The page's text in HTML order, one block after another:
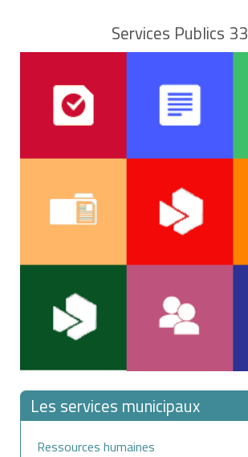
Services Publics 33
Les services municipaux
Ressources humaines